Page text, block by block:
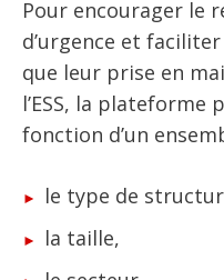
Pour encourager le
d’urgence et
que leur prise en
l’ESS, la plateforme
fonction d’un
le type de
la taille,